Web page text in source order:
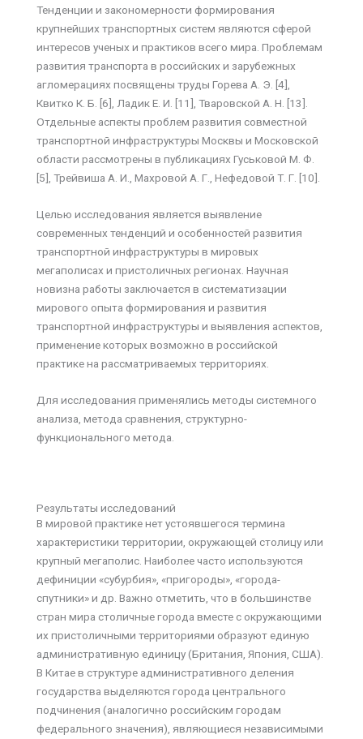
Тенденции и закономерности формирования
крупнейших транспортных систем являются сферой
интересов ученых и практиков всего мира. Проблемам
развития транспорта в российских и зарубежных
агломерациях посвящены труды Горева А. Э. [4],
Квитко К. Б. [6], Ладик Е. И. [11], Тваровской А. Н. [13].
Отдельные аспекты проблем развития совместной
транспортной инфраструктуры Москвы и Московской
области рассмотрены в публикациях Гуськовой М. Ф.
[5], Трейвиша А. И., Махровой А. Г., Нефедовой Т. Г. [10].
Целью исследования является выявление
современных тенденций и особенностей развития
транспортной инфраструктуры в мировых
мегаполисах и пристоличных регионах. Научная
новизна работы заключается в систематизации
мирового опыта формирования и развития
транспортной инфраструктуры и выявления аспектов,
применение которых возможно в российской
практике на рассматриваемых территориях.
Для исследования применялись методы системного
анализа, метода сравнения, структурно-
функционального метода.
Результаты исследований
В мировой практике нет устоявшегося термина
характеристики территории, окружающей столицу или
крупный мегаполис. Наиболее часто используются
дефиниции «субурбия», «пригороды», «города-
спутники» и др. Важно отметить, что в большинстве
стран мира столичные города вместе с окружающими
их пристоличными территориями образуют единую
административную единицу (Британия, Япония, США).
В Китае в структуре административного деления
государства выделяются города центрального
подчинения (аналогично российским городам
федерального значения), являющиеся независимыми